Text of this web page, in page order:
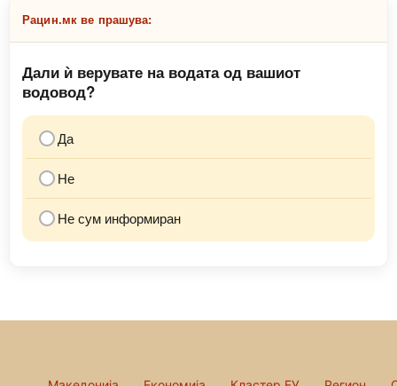
Рацин.мк ве прашува:
Дали ѝ верувате на водата од вашиот
водовод?
Да
Не
Не сум информиран